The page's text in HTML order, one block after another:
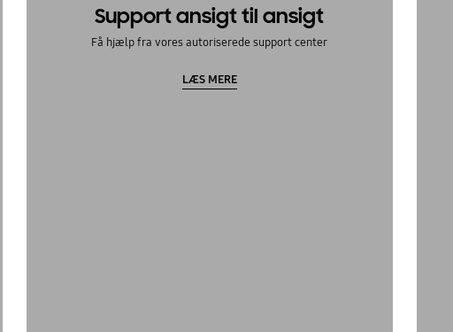
Support ansigt til ansigt
Få hjælp fra vores autoriserede support center
LÆS MERE